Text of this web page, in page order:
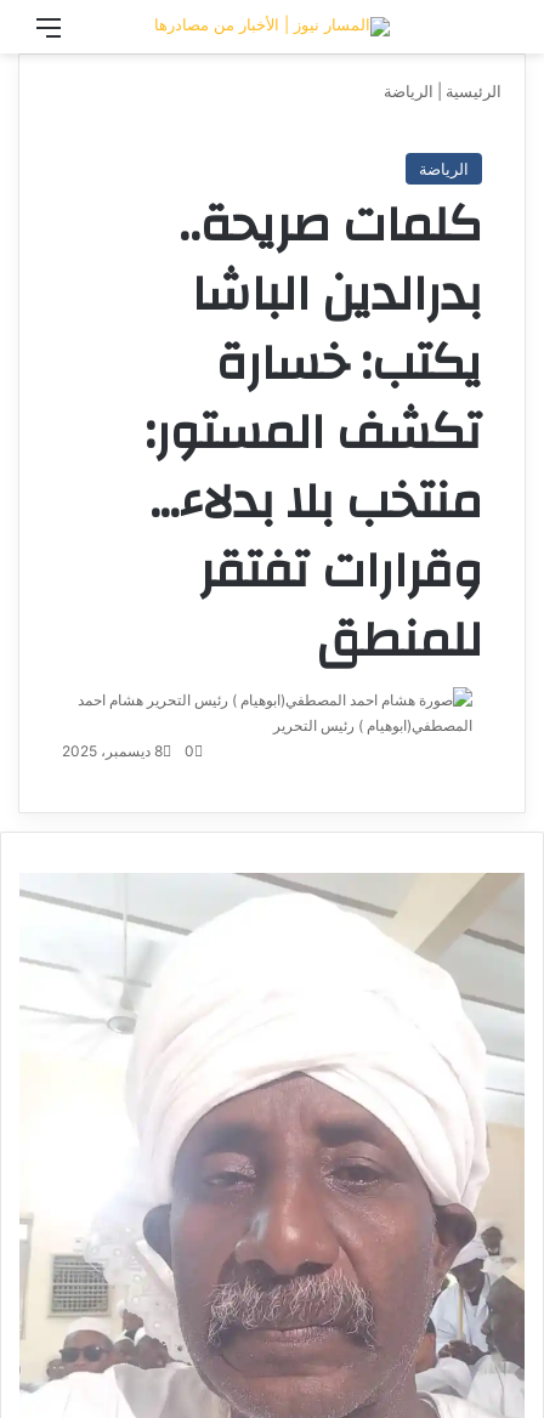
تسجيل الدخول
الرئيسية الرياضة
الرياضة
كلمات صريحة..
بدرالدين الباشا
يكتب: خسارة
تكشف المستور:
منتخب بلا بدلاء…
وقرارات تفتقر
للمنطق
هشام احمد
المصطفي(ابوهيام ) رئيس التحرير
8 ديسمبر، 2025 0